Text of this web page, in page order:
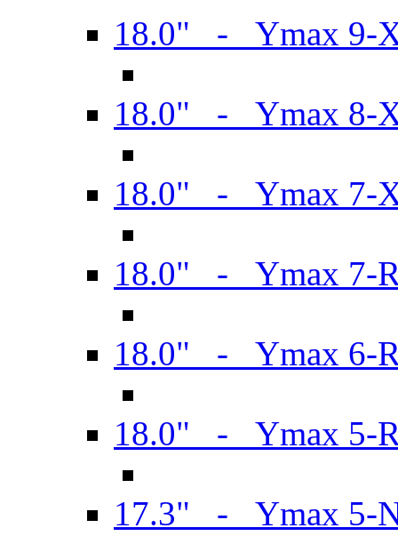
18.0" - Ymax 9-
18.0" - Ymax 8-
18.0" - Ymax 7-
18.0" - Ymax 7-
18.0" - Ymax 6-
18.0" - Ymax 5-
17.3" - Ymax 5-